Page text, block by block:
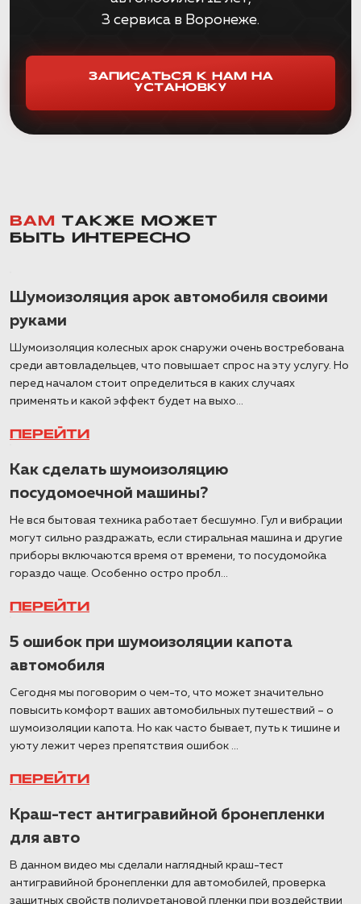
3 сервиса в Воронеже.
ЗАПИСАТЬСЯ К НАМ НА
УСТАНОВКУ
ВАМ
ТАКЖЕ МОЖЕТ
БЫТЬ ИНТЕРЕСНО
Шумоизоляция арок автомобиля своими
руками
Шумоизоляция колесных арок снаружи очень востребована
среди автовладельцев, что повышает спрос на эту услугу. Но
перед началом стоит определиться в каких случаях
применять и какой эффект будет на выхо...
ПЕРЕЙТИ
Как сделать шумоизоляцию
посудомоечной машины?
Не вся бытовая техника работает бесшумно. Гул и вибрации
могут сильно раздражать, если стиральная машина и другие
приборы включаются время от времени, то посудомойка
гораздо чаще. Особенно остро пробл...
ПЕРЕЙТИ
5 ошибок при шумоизоляции капота
автомобиля
Сегодня мы поговорим о чем-то, что может значительно
повысить комфорт ваших автомобильных путешествий – о
шумоизоляции капота. Но как часто бывает, путь к тишине и
уюту лежит через препятствия ошибок ...
ПЕРЕЙТИ
Краш-тест антигравийной бронепленки
для авто
В данном видео мы сделали наглядный краш-тест
антигравийной бронепленки для автомобилей, проверка
защитных свойств полиуретановой пленки при воздействии